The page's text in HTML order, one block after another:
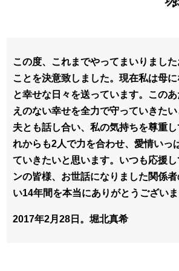
この度、これまでやってまいりまし
ことを決意致しました。現在私は母
と幸せな日々を送っています。この
えのない幸せを全力で守っていきたい
夫とも話し合い、私の気持ちを尊重
れからも2人で力を合わせ、愛情いっ
ていきたいと思います。いつも応援
ンの皆様、お世話になりました関係
い14年間を本当にありがとうござい
2017年2月28日。堀北真希